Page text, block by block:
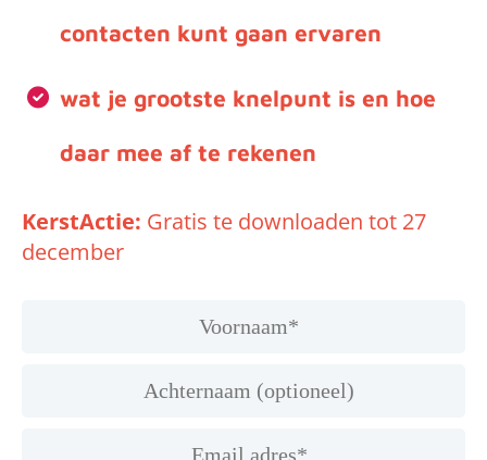
contacten kunt gaan ervaren
wat je grootste knelpunt is en hoe
daar mee af te rekenen
KerstActie: Gratis te downloaden tot 27
december